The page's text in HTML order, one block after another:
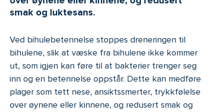
smak og luktesans.
Ved bihulebetennelse stoppes dreneringen til
bihulene, slik at væske fra bihulene ikke kommer
ut, som igjen kan føre til at bakterier trenger seg
inn og en betennelse oppstår. Dette kan medføre
plager som tett nese, ansiktssmerter, trykkfølelse
over øynene eller kinnene, og redusert smak og